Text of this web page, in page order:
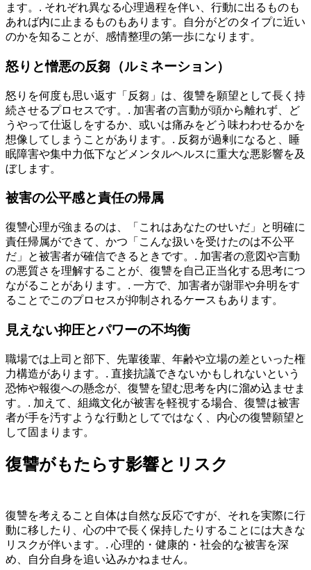
ます。. それぞれ異なる心理過程を伴い、行動に出るものも
あれば内に止まるものもあります。自分がどのタイプに近い
のかを知ることが、感情整理の第一歩になります。
怒りと憎悪の反芻（ルミネーション）
怒りを何度も思い返す「反芻」は、復讐を願望として長く持
続させるプロセスです。. 加害者の言動が頭から離れず、ど
うやって仕返しをするか、或いは痛みをどう味わわせるかを
想像してしまうことがあります。. 反芻が過剰になると、睡
眠障害や集中力低下などメンタルヘルスに重大な悪影響を及
ぼします。
被害の公平感と責任の帰属
復讐心理が強まるのは、「これはあなたのせいだ」と明確に
責任帰属ができて、かつ「こんな扱いを受けたのは不公平
だ」と被害者が確信できるときです。. 加害者の意図や言動
の悪質さを理解することが、復讐を自己正当化する思考につ
ながることがあります。. 一方で、加害者が謝罪や弁明をす
ることでこのプロセスが抑制されるケースもあります。
見えない抑圧とパワーの不均衡
職場では上司と部下、先輩後輩、年齢や立場の差といった権
力構造があります。. 直接抗議できないかもしれないという
恐怖や報復への懸念が、復讐を望む思考を内に溜め込ませま
す。. 加えて、組織文化が被害を軽視する場合、復讐は被害
者が手を汚すような行動としてではなく、内心の復讐願望と
して固まります。
復讐がもたらす影響とリスク
復讐を考えること自体は自然な反応ですが、それを実際に行
動に移したり、心の中で長く保持したりすることには大きな
リスクが伴います。. 心理的・健康的・社会的な被害を深
め、自分自身を追い込みかねません。